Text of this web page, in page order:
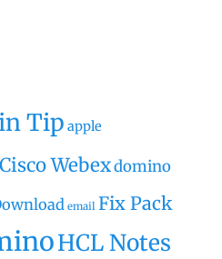
Tip apple
Cisco Webexdomino
email Fix Pack
HCL Notes